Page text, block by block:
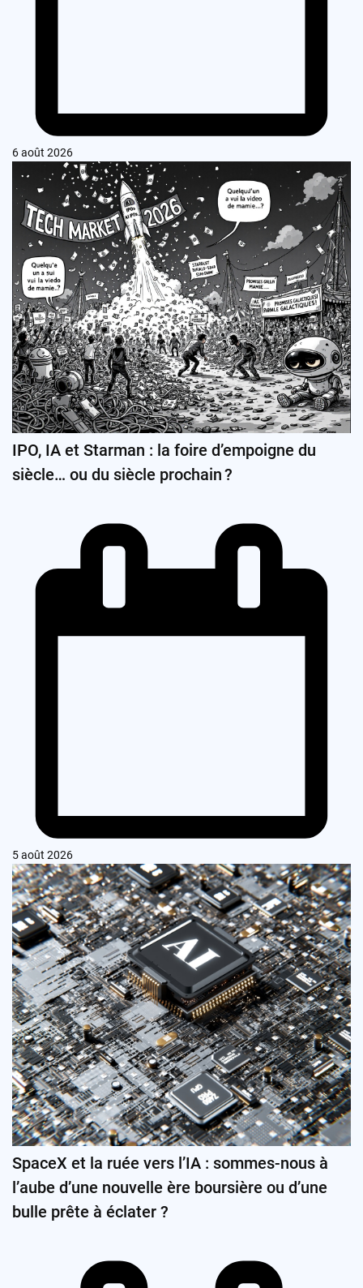
6 août 2026
IPO, IA et Starman : la foire d’empoigne du
siècle… ou du siècle prochain ?
5 août 2026
SpaceX et la ruée vers l’IA : sommes-nous à
l’aube d’une nouvelle ère boursière ou d’une
bulle prête à éclater ?